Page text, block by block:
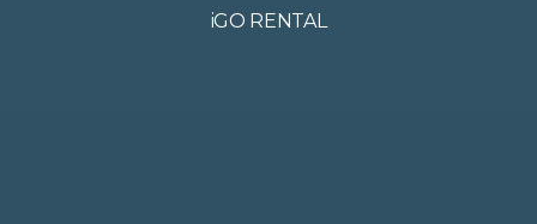
iGO RENTAL